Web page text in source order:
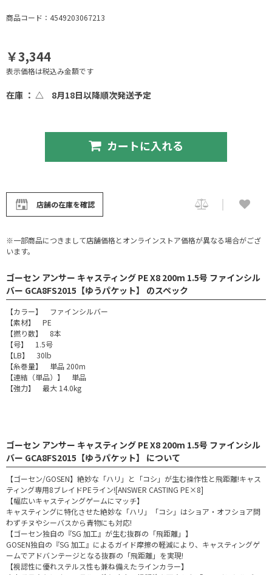
商品コード：4549203067213
￥3,344
表示価格は税込み金額です
在庫 ： △ 8月18日以降順次発送予定
カートに入れる
店舗の在庫を確認
※一部商品につきまして店舗価格とオンラインストア価格が異なる場合がござ
います。
ゴーセン アンサー キャスティング PE X8 200m 1.5号 ファインシル
バー GCA8FS2015【ゆうパケット】 のスペック
【カラー】 ファインシルバー
【素材】 PE
【撚り数】 8本
【号】 1.5号
【LB】 30lb
【糸巻量】 単品 200m
【連結（単品）】 単品
【強力】 最大 14.0kg
ゴーセン アンサー キャスティング PE X8 200m 1.5号 ファインシル
バー GCA8FS2015【ゆうパケット】 について
【ゴーセン/GOSEN】絶妙な「ハリ」と「コシ」が生む操作性と飛距離!キャス
ティング専用8ブレイドPEライン![ANSWER CASTING PE×8]
【幅広いキャスティングゲームにマッチ】
キャスティングに特化させた絶妙な「ハリ」「コシ」はショア・オフショア問
わずチヌやシーバスから青物にも対応!
【ゴーセン独自の『SG 加工』が生む抜群の「飛距離」】
GOSEN独自の『SG 加工』によるガイド摩擦の軽減により、キャスティングゲ
ームでアドバンテージとなる抜群の「飛距離」を実現!
【視認性に優れステルス性も兼ね備えたラインカラー】